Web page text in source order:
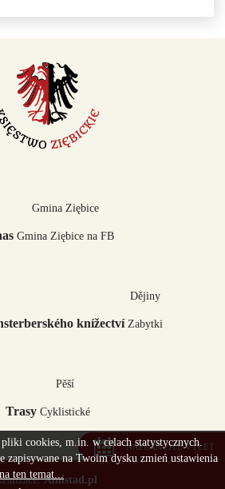
sloupů sv. Jana a
řeky Olawa
23.3 km | 3:00 hh
Gmina Ziębice
Gmina Ziębice na FB
knížectví
Dějiny
Zabytki
Trasy
Pěší
Cyklistické
Amistad.pl
cookies, m.in. w celach statystycznych.
zapisywane na Twoim dysku zmień ustawienia
ten temat...
NAPLÁNUJTE VÝLET